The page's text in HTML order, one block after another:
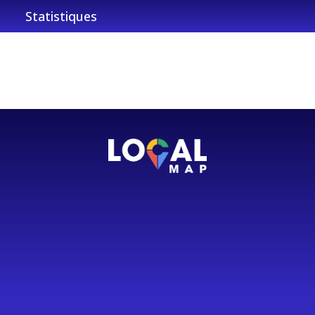
Statistiques